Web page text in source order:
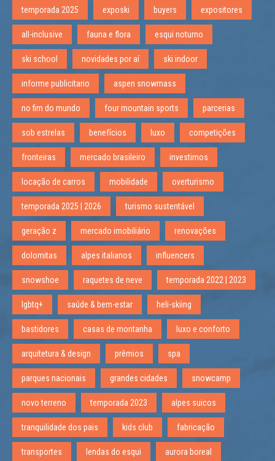
temporada 2025 exposki buyers expositores
all-inclusive fauna e flora esqui noturno
ski school novidades por aí ski indoor
informe publicitario aspen snowmass
no fim do mundo four mountain sports parcerias
sob estrelas benefícios luxo competições
fronteiras mercado brasileiro investimos
locação de carros mobilidade overturismo
temporada 2025 | 2026 turismo sustentável
geração z mercado imobiliário renovações
dolomitas alpes italianos influencers
snowshoe raquetes de neve temporada 2022 | 2023
lgbtq+ saúde & bem-estar heli-skiing
bastidores casas de montanha luxo e conforto
arquitetura & design prêmios spa
parques nacionais grandes cidades snowcamp
novo terreno temporada 2023 alpes suicos
tranquilidade dos pais kids club fabricação
transportes lendas do esqui aurora boreal